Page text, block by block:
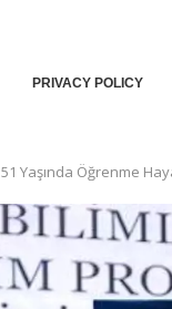
PRIVACY POLICY
51 Yaşında Öğrenme